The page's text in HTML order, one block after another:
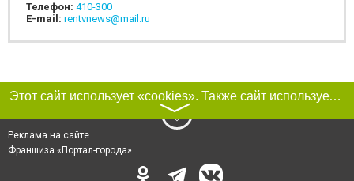
Телефон: 410-300
E-mail: rentvnews@mail.ru
Этот сайт использует «cookies». Также сайт использует интернет-сервис для сбора технических данных касательно посетителей с целью получения маркетинговой и статистической информации. Условия обработки данных посетителей сайта см.
〉
Реклама на сайте
Франшиза «Портал-города»